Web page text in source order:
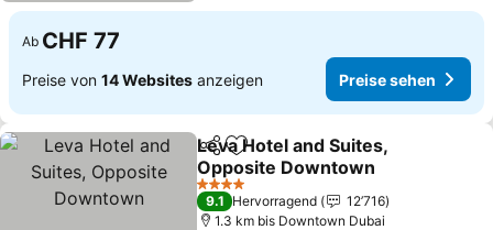
Ab CHF 77
Preise von 14 Websites anzeigen Preise sehen
TeilenZu Favoriten hinzufügen
Leva Hotel and Suites,
Opposite Downtown
4 Sterne
9.1 Hervorragend
12’716
1.3 km bis Downtown Dubai